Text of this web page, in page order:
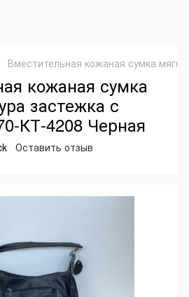
Вместительная кожаная сумка
кожаная сумка
застежка с
КТ-4208 Черная
Оставить отзыв